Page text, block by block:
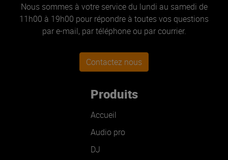
Nous sommes à votre service du lundi au samedi de
11h00 à 19h00 pour répondre à toutes vos questions
par e-mail, par téléphone ou par courrier.
Contactez nous
Produits
Accueil
Audio pro
DJ